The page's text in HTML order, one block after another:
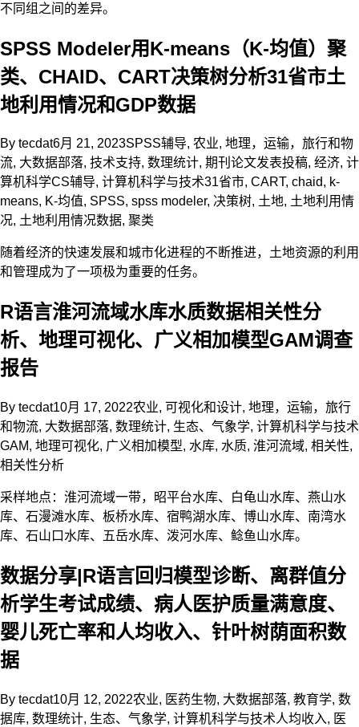
不同组之间的差异。
SPSS Modeler用K-means（K-均值）聚
类、CHAID、CART决策树分析31省市土
地利用情况和GDP数据
By tecdat6月 21, 2023SPSS辅导, 农业, 地理，运输，旅行和物
流, 大数据部落, 技术支持, 数理统计, 期刊论文发表投稿, 经济, 计
算机科学CS辅导, 计算机科学与技术31省市, CART, chaid, k-
means, K-均值, SPSS, spss modeler, 决策树, 土地, 土地利用情
况, 土地利用情况数据, 聚类
随着经济的快速发展和城市化进程的不断推进，土地资源的利用
和管理成为了一项极为重要的任务。
R语言淮河流域水库水质数据相关性分
析、地理可视化、广义相加模型GAM调查
报告
By tecdat10月 17, 2022农业, 可视化和设计, 地理，运输，旅行
和物流, 大数据部落, 数理统计, 生态、气象学, 计算机科学与技术
GAM, 地理可视化, 广义相加模型, 水库, 水质, 淮河流域, 相关性,
相关性分析
采样地点：淮河流域一带，昭平台水库、白龟山水库、燕山水
库、石漫滩水库、板桥水库、宿鸭湖水库、博山水库、南湾水
库、石山口水库、五岳水库、泼河水库、鲶鱼山水库。
数据分享|R语言回归模型诊断、离群值分
析学生考试成绩、病人医护质量满意度、
婴儿死亡率和人均收入、针叶树荫面积数
据
By tecdat10月 12, 2022农业, 医药生物, 大数据部落, 教育学, 数
据库, 数理统计, 生态、气象学, 计算机科学与技术人均收入, 医